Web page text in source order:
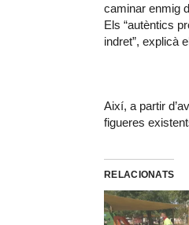
caminar enmig
Els “autèntics
indret”, explicà
Així, a partir
figueres
RELACIONATS